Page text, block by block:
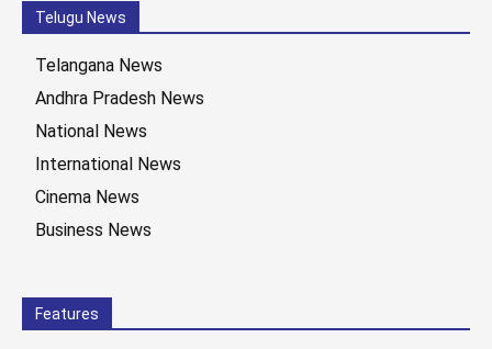
Telugu News
Telangana News
Andhra Pradesh News
National News
International News
Cinema News
Business News
Features